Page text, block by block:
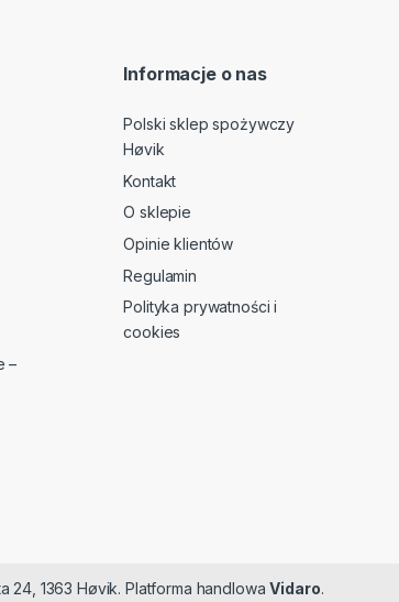
–
Informacje o nas
Polski sklep spożywczy
Høvik
Kontakt
O sklepie
Opinie klientów
Regulamin
Polityka prywatności i
cookies
24, 1363 Høvik. Platforma handlowaVidaro.